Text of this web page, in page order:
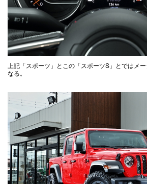
上記「スポーツ」とこの「スポーツS」とではメ
なる。